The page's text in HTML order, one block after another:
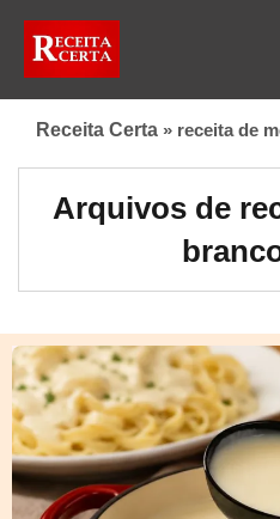
Receita Certa » receita de
Arquivos de